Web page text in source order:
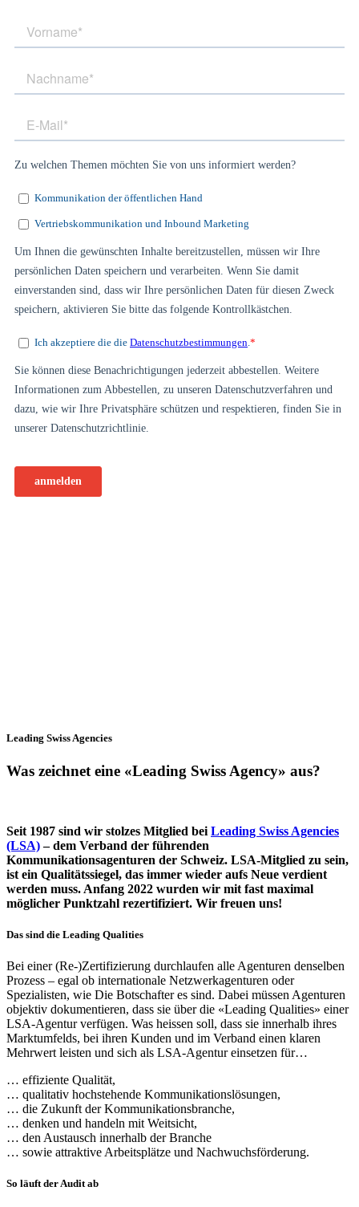
Leading Swiss Agencies
Was zeichnet eine «Leading Swiss Agency» aus?
Seit 1987 sind wir stolzes Mitglied bei Leading Swiss Agencies
(LSA)– dem Verband der führenden
Kommunikationsagenturen der Schweiz. LSA-Mitglied zu sein,
ist ein Qualitätssiegel, das immer wieder aufs Neue verdient
werden muss. Anfang 2022 wurden wir mit fast maximal
möglicher Punktzahl rezertifiziert. Wir freuen uns!
Das sind die Leading Qualities
Bei einer (Re-)Zertifizierung durchlaufen alle Agenturen denselben
Prozess – egal ob internationale Netzwerkagenturen oder
Spezialisten, wie Die Botschafter es sind. Dabei müssen Agenturen
objektiv dokumentieren, dass sie über die «Leading Qualities» einer
LSA-Agentur verfügen. Was heissen soll, dass sie innerhalb ihres
Marktumfelds, bei ihren Kunden und im Verband einen klaren
Mehrwert leisten und sich als LSA-Agentur einsetzen für…
… effiziente Qualität,
… qualitativ hochstehende Kommunikationslösungen,
… die Zukunft der Kommunikationsbranche,
… denken und handeln mit Weitsicht,
… den Austausch innerhalb der Branche
… sowie attraktive Arbeitsplätze und Nachwuchsförderung.
So läuft der Audit ab